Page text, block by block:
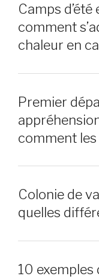
Camps
comment
chaleur en
Premier
comment
Colonie de
quelles
10 exemples